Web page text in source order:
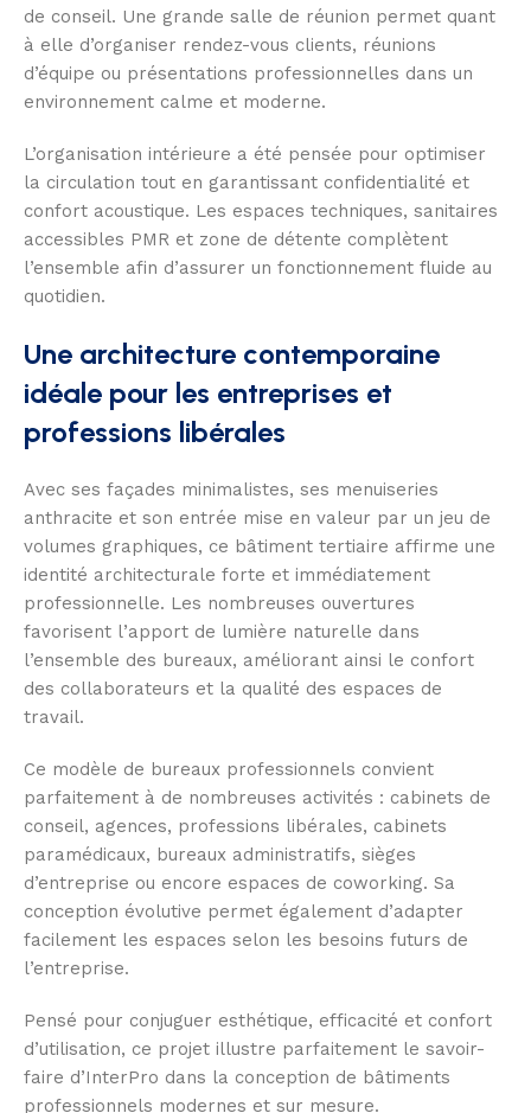
de conseil. Une grande salle de réunion permet quant
à elle d’organiser rendez-vous clients, réunions
d’équipe ou présentations professionnelles dans un
environnement calme et moderne.
L’organisation intérieure a été pensée pour optimiser
la circulation tout en garantissant confidentialité et
confort acoustique. Les espaces techniques, sanitaires
accessibles PMR et zone de détente complètent
l’ensemble afin d’assurer un fonctionnement fluide au
quotidien.
Une architecture contemporaine
idéale pour les entreprises et
professions libérales
Avec ses façades minimalistes, ses menuiseries
anthracite et son entrée mise en valeur par un jeu de
volumes graphiques, ce bâtiment tertiaire affirme une
identité architecturale forte et immédiatement
professionnelle. Les nombreuses ouvertures
favorisent l’apport de lumière naturelle dans
l’ensemble des bureaux, améliorant ainsi le confort
des collaborateurs et la qualité des espaces de
travail.
Ce modèle de bureaux professionnels convient
parfaitement à de nombreuses activités : cabinets de
conseil, agences, professions libérales, cabinets
paramédicaux, bureaux administratifs, sièges
d’entreprise ou encore espaces de coworking. Sa
conception évolutive permet également d’adapter
facilement les espaces selon les besoins futurs de
l’entreprise.
Pensé pour conjuguer esthétique, efficacité et confort
d’utilisation, ce projet illustre parfaitement le savoir-
faire d’InterPro dans la conception de bâtiments
professionnels modernes et sur mesure.